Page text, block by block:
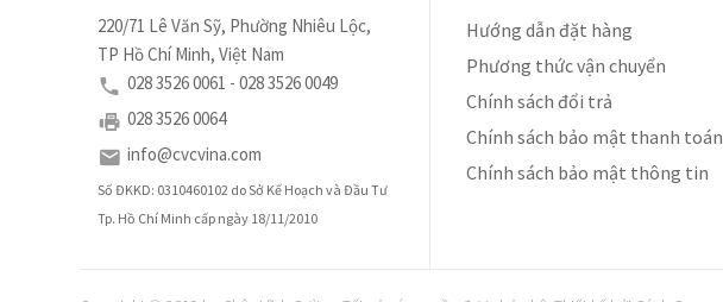
220/71 Lê Văn Sỹ, Phường Nhiêu Lộc,
TP Hồ Chí Minh, Việt Nam
028 3526 0061 - 028 3526 0049
028 3526 0064
info@cvcvina.com
Số ĐKKD: 0310460102 do Sở Kế Hoạch và Đầu Tư
Tp. Hồ Chí Minh cấp ngày 18/11/2010
Hướng dẫn đặt hàng
Phương thức vận chuyển
Chính sách đổi trả
Chính sách bảo mật thanh toán
Chính sách bảo mật thông tin